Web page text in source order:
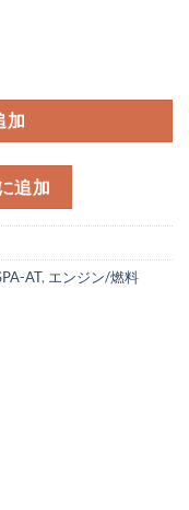
加
追加
AT, エンジン/燃料